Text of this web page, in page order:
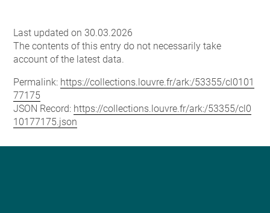
Last updated on 30.03.2026
The contents of this entry do not necessarily take
account of the latest data.
Permalink: https://collections.louvre.fr/ark:/53355/cl0101
77175
JSON Record: https://collections.louvre.fr/ark:/53355/cl0
10177175.json